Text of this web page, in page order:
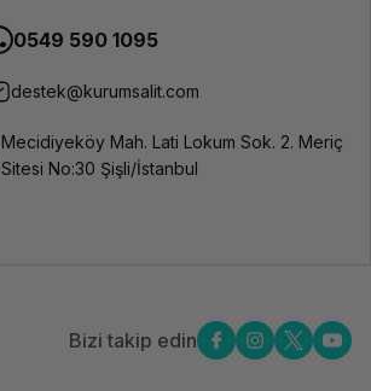
0549 590 1095
destek@kurumsalit.com
Mecidiyeköy Mah. Lati Lokum Sok. 2. Meriç
Sitesi No:30 Şişli/İstanbul
Bizi takip edin